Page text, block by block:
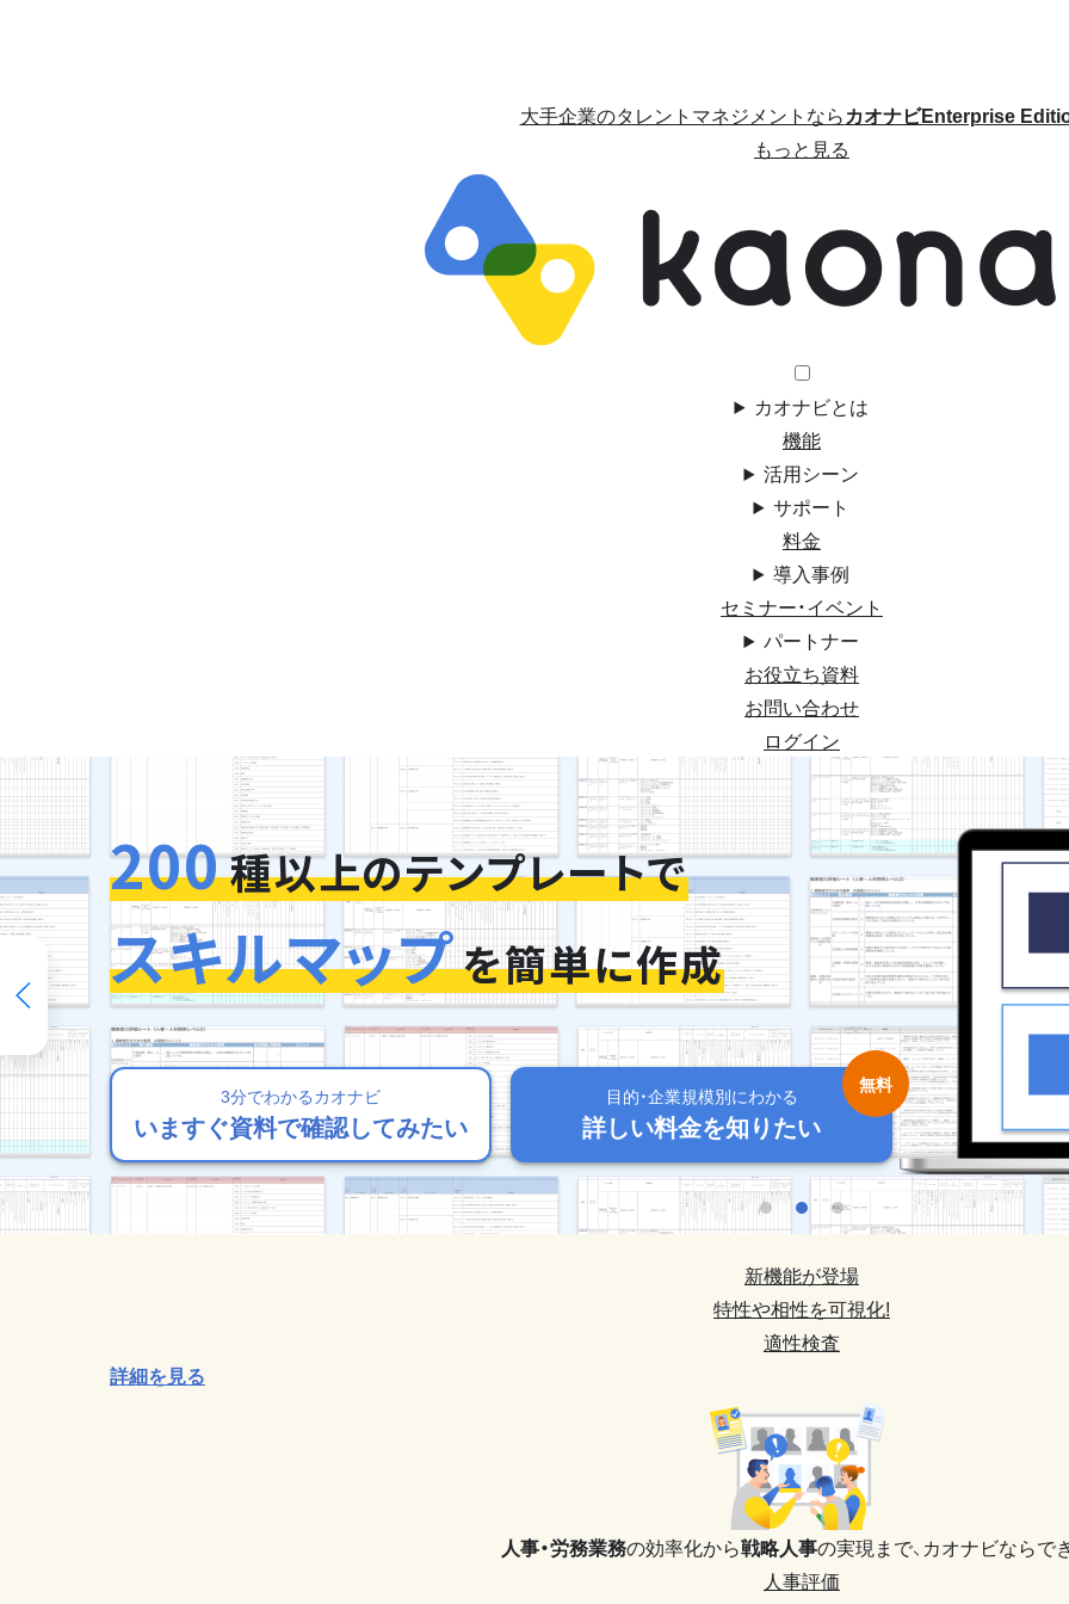
大手企業のタレントマネジメントならカオナビEnterprise
もっと見る
カオナビとは
機能
活用シーン
サポート
料金
導入事例
セミナー・イベント
パートナー
お役立ち資料
お問い合わせ
ログイン
3分でわかるカオナビ
いますぐ資料で確認してみたい
目的・企業規模別にわかる
詳しい料金を知りたい
3分でわかるカオナビ
いますぐ資料で確認してみたい
目的・企業規模別にわかる
詳しい料金を知りたい
200種以上のテンプレートで
スキルマップを簡単に作成
3分でわかるカオナビ
いますぐ資料で確認してみたい
目的・企業規模別にわかる
詳しい料金を知りたい
3分でわかるカオナビ
いますぐ資料で確認してみたい
目的・企業規模別にわかる
詳しい料金を知りたい
3分でわかるカオナビ
いますぐ資料で確認してみたい
目的・企業規模別にわかる
詳しい料金を知りたい
新機能が登場
特性や相性を可視化!
適性検査
詳細を見る
人事・労務業務の効率化から戦略人事の実現まで、 カオナビならで
人事評価